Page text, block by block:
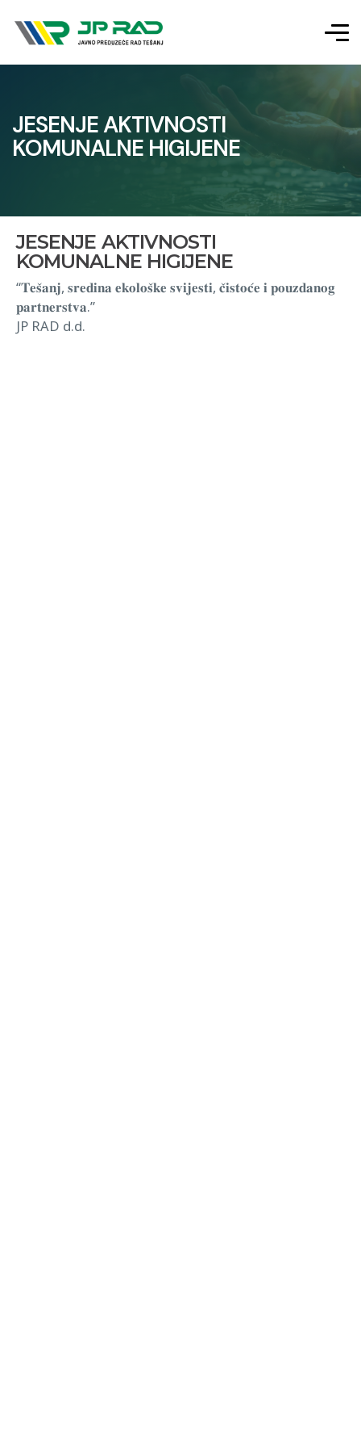
JESENJE AKTIVNOSTI
KOMUNALNE HIGIJENE
JESENJE AKTIVNOSTI
KOMUNALNE HIGIJENE
“𝐓𝐞𝐬̌𝐚𝐧𝐣, 𝐬𝐫𝐞𝐝𝐢𝐧𝐚 𝐞𝐤𝐨𝐥𝐨𝐬̌𝐤𝐞 𝐬𝐯𝐢𝐣𝐞𝐬𝐭𝐢, 𝐜̌𝐢𝐬𝐭𝐨𝐜́𝐞 𝐢 𝐩𝐨𝐮𝐳𝐝𝐚𝐧𝐨𝐠
𝐩𝐚𝐫𝐭𝐧𝐞𝐫𝐬𝐭𝐯𝐚.”
JP RAD d.d.